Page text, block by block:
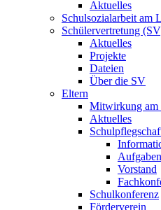
Aktuelles
Schulsozialarbeit am
Schülervertretung
Aktuelles
Projekte
Dateien
Über die SV
Eltern
Mitwirkung
Aktuelles
Vorstand
Schulkonferenz
Förderverein